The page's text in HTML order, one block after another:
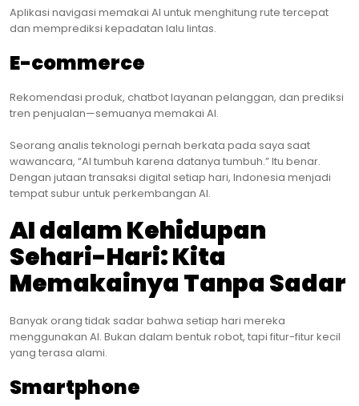
Aplikasi navigasi memakai AI untuk menghitung rute tercepat
dan memprediksi kepadatan lalu lintas.
E-commerce
Rekomendasi produk, chatbot layanan pelanggan, dan prediksi
tren penjualan—semuanya memakai AI.
Seorang analis teknologi pernah berkata pada saya saat
wawancara, “AI tumbuh karena datanya tumbuh.” Itu benar.
Dengan jutaan transaksi digital setiap hari, Indonesia menjadi
tempat subur untuk perkembangan AI.
AI dalam Kehidupan
Sehari-Hari: Kita
Memakainya Tanpa Sadar
Banyak orang tidak sadar bahwa setiap hari mereka
menggunakan AI. Bukan dalam bentuk robot, tapi fitur-fitur kecil
yang terasa alami.
Smartphone